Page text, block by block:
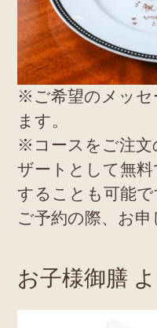
※ご希望のメッセ
ます。
※コースをご注文
ザートとして無
することも可能で
ご予約の際、お申
お子様御膳